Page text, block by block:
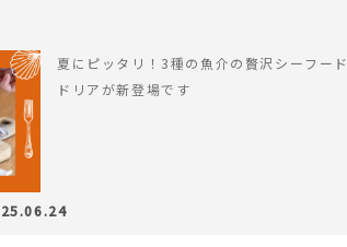
夏にピッタリ！3種の魚介の贅沢シーフード
ドリアが新登場です